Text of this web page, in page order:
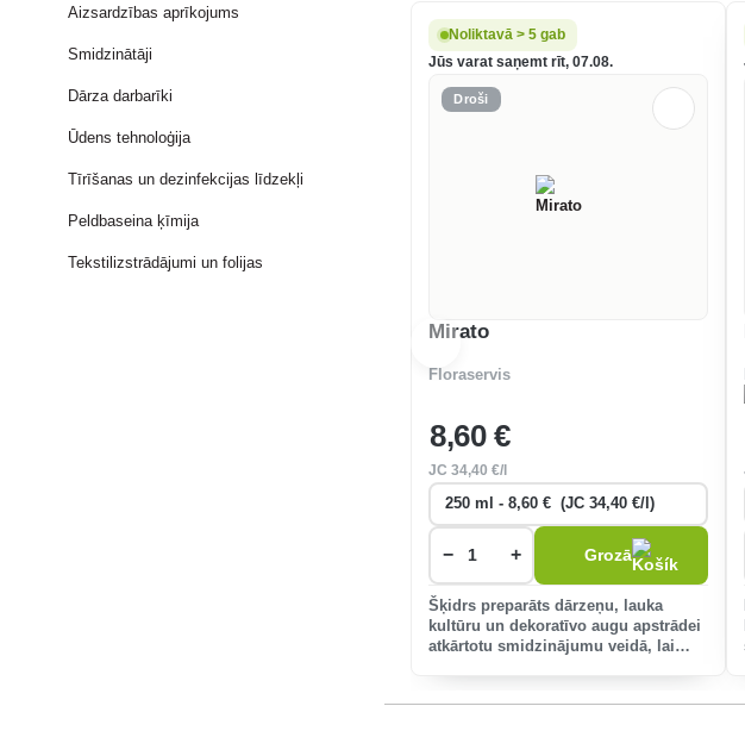
Aizsardzības aprīkojums
Smidzinātāji
Dārza darbarīki
Ūdens tehnoloģija
Tīrīšanas un dezinfekcijas līdzekļi
Peldbaseina ķīmija
Tekstilizstrādājumi un folijas
Noliktavā > 5 gab
Jūs varat saņemt rīt, 07.08.
Droši
Mirato
Floraservis
8,60 €
JC34,40 €/l
− + Grozā
Šķidrs preparāts dārzeņu, lauka
kultūru un dekoratīvo augu apstrādei
atkārtotu smidzinājumu veidā, lai